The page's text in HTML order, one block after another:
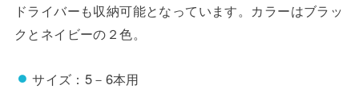
ドライバーも収納可能となっています。カラーはブラッ
クとネイビーの２色。
サイズ：5－6本用